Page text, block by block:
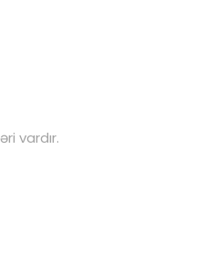
vardır.